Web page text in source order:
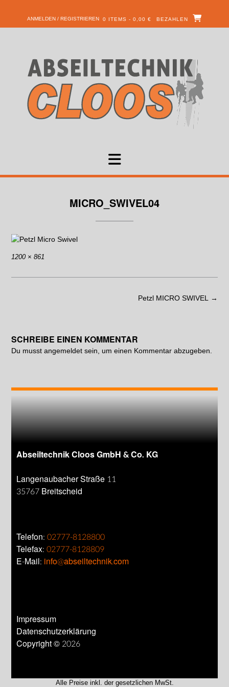
ANMELDEN / REGISTRIEREN 0 ITEMS - 0,00 € BEZAHLEN
MICRO_SWIVEL04
1200 × 861
Petzl MICRO SWIVEL →
SCHREIBE EINEN KOMMENTAR
Du musst angemeldet sein, um einen Kommentar abzugeben.
Abseiltechnik Cloos GmbH & Co. KG
Langenaubacher Straße 11
35767 Breitscheid
Telefon:02777-8128800
Telefax:02777-8128809
E-Mail: info@abseiltechnik.com
Impressum
Datenschutzerklärung
Copyright © 2026
Alle Preise inkl. der gesetzlichen MwSt.